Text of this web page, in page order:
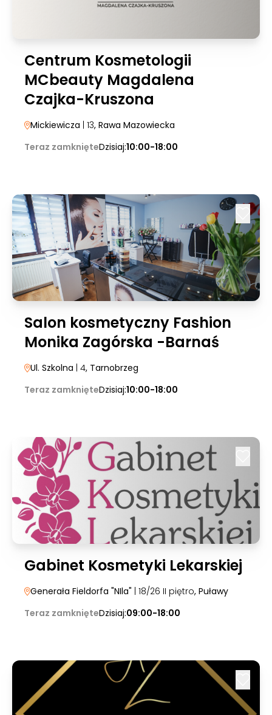
Centrum Kosmetologii
MCbeauty Magdalena
Czajka-Kruszona
Mickiewicza | 13, Rawa Mazowiecka
Teraz zamknięteDzisiaj:10:00-18:00
Salon kosmetyczny Fashion
Monika Zagórska -Barnaś
Ul. Szkolna | 4, Tarnobrzeg
Teraz zamknięteDzisiaj:10:00-18:00
Gabinet Kosmetyki Lekarskiej
Generała Fieldorfa "NIla" | 18/26 II piętro, Puławy
Teraz zamknięteDzisiaj:09:00-18:00